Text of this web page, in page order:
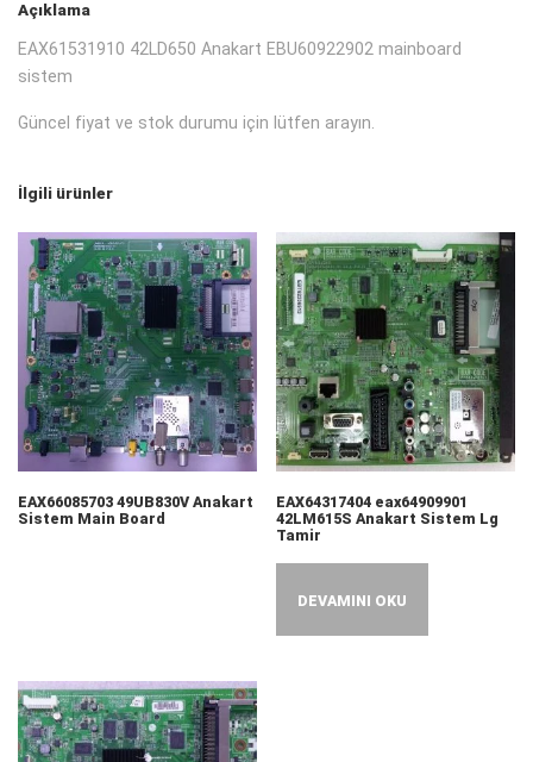
Açıklama
EAX61531910 42LD650 Anakart EBU60922902 mainboard
sistem
Güncel fiyat ve stok durumu için lütfen arayın.
İlgili ürünler
EAX66085703 49UB830V Anakart
Sistem Main Board
EAX64317404 eax64909901
42LM615S Anakart Sistem Lg
Tamir
DEVAMINI OKU